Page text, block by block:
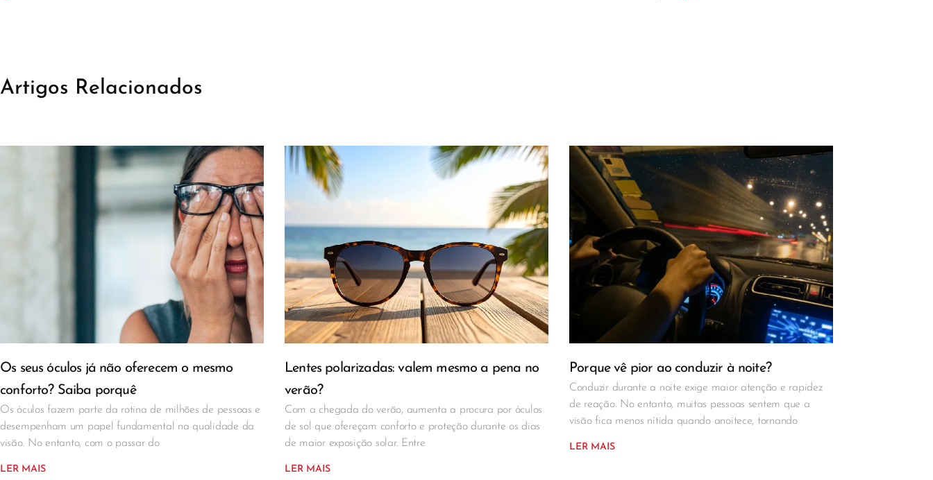
Artigos Relacionados
Os seus óculos já não oferecem o mesmo
conforto? Saiba porquê
Os óculos fazem parte da rotina de milhões de pessoas e
desempenham um papel fundamental na qualidade da
visão. No entanto, com o passar do
LER MAIS
Lentes polarizadas: valem mesmo a pena no
verão?
Com a chegada do verão, aumenta a procura por óculos
de sol que ofereçam conforto e proteção durante os dias
de maior exposição solar. Entre
LER MAIS
Porque vê pior ao conduzir à noite?
Conduzir durante a noite exige maior atenção e rapidez
de reação. No entanto, muitas pessoas sentem que a
visão fica menos nítida quando anoitece, tornando
LER MAIS